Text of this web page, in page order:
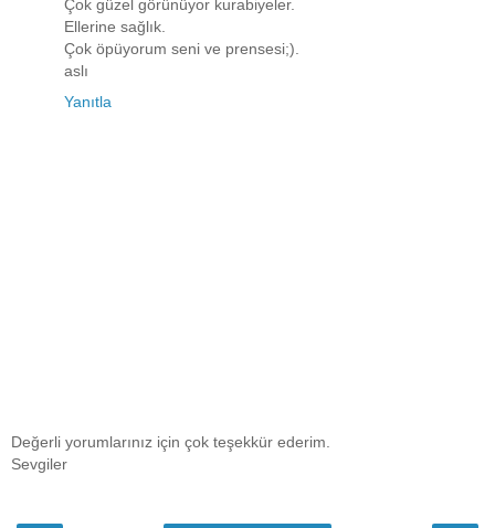
Çok güzel görünüyor kurabiyeler.
Ellerine sağlık.
Çok öpüyorum seni ve prensesi;).
aslı
Yanıtla
Değerli yorumlarınız için çok teşekkür ederim.
Sevgiler